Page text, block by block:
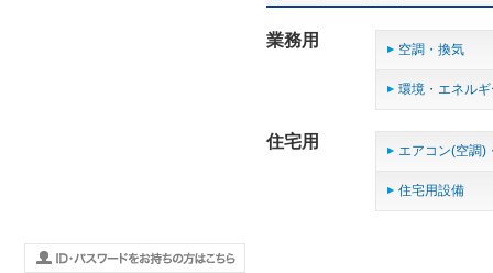
業務用 空調・換気
環境・エネル
住宅用 エアコン(空調)
住宅用設備